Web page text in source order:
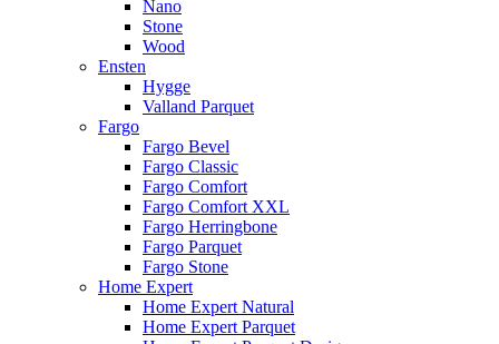
Nano
Stone
Wood
Ensten
Hygge
Valland Parquet
Fargo
Fargo Bevel
Fargo Classic
Fargo Comfort
Fargo Comfort XXL
Fargo Herringbone
Fargo Parquet
Fargo Stone
Home Expert
Home Expert Natural
Home Expert Parquet